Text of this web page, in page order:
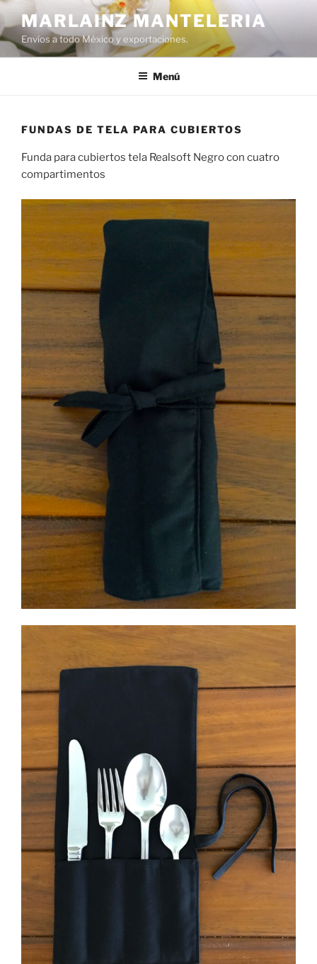
al
contenido
MARLAINZ MANTELERIA
Envíos a todo México y exportaciones.
Menú
FUNDAS DE TELA PARA CUBIERTOS
Funda para cubiertos tela Realsoft Negro con cuatro
compartimentos